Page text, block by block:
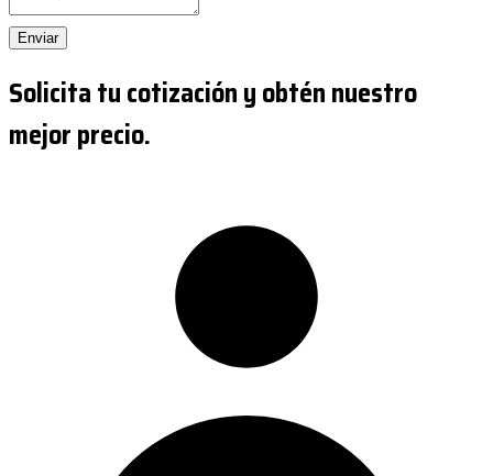
Enviar
Solicita tu cotización y obtén nuestro
mejor precio.